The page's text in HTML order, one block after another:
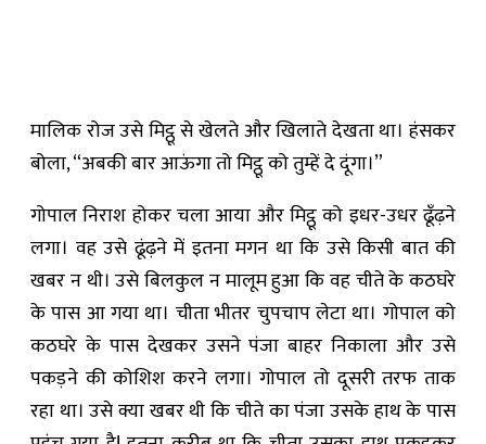
मालिक रोज उसे मिट्ठू से खेलते और खिलाते देखता था। हंसकर
बोला, “अबकी बार आऊंगा तो मिट्ठू को तुम्हें दे दूंगा।”
गोपाल निराश होकर चला आया और मिट्ठू को इधर-उधर ढूँढ़ने
लगा। वह उसे ढूंढ़ने में इतना मगन था कि उसे किसी बात की
खबर न थी। उसे बिलकुल न मालूम हुआ कि वह चीते के कठघरे
के पास आ गया था। चीता भीतर चुपचाप लेटा था। गोपाल को
कठघरे के पास देखकर उसने पंजा बाहर निकाला और उसे
पकड़ने की कोशिश करने लगा। गोपाल तो दूसरी तरफ ताक
रहा था। उसे क्या खबर थी कि चीते का पंजा उसके हाथ के पास